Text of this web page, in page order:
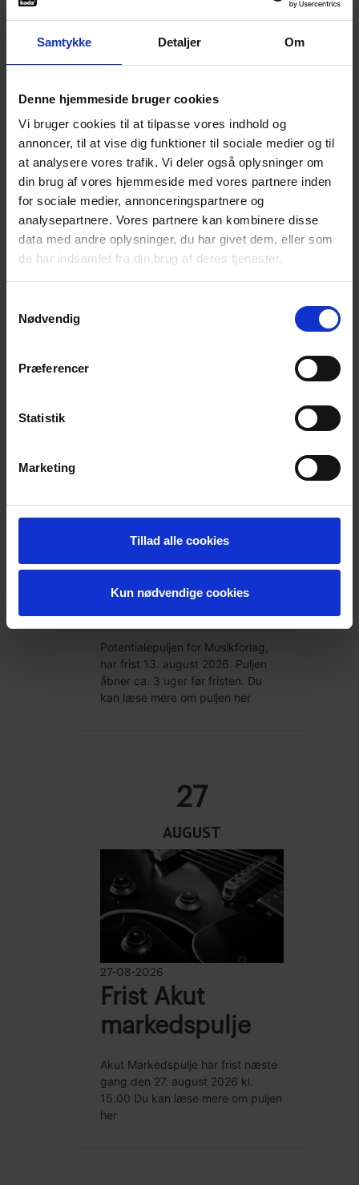
Samtykke Detaljer Om
Denne hjemmeside bruger cookies
Vi bruger cookies til at tilpasse vores indhold og
annoncer, til at vise dig funktioner til sociale medier og til
at analysere vores trafik. Vi deler også oplysninger om
din brug af vores hjemmeside med vores partnere inden
for sociale medier, annonceringspartnere og
analysepartnere. Vores partnere kan kombinere disse
data med andre oplysninger, du har givet dem, eller som
de har indsamlet fra din brug af deres tjenester.
Nødvendig
Præferencer
Statistik
Marketing
Tillad alle cookies
Kun nødvendige cookies
13-08-2026
Potentialepuljen
for Komponister
og
Sangskrivere.
Potentialepuljen Komponister og
Sangskrivere har frist 13. august
2026. Puljen åbner for
ansøgninger ca. 3 uger før
ansøgningsfrist. Du kan læse mere
om puljen her
Potentialepuljen for Musikforlag,
har frist 13. august 2026. Puljen
åbner ca. 3 uger før fristen. Du
kan læse mere om puljen her
27
AUGUST
27-08-2026
Frist Akut
markedspulje
Akut Markedspulje har frist næste
gang den 27. august 2026 kl.
15.00 Du kan læse mere om puljen
her